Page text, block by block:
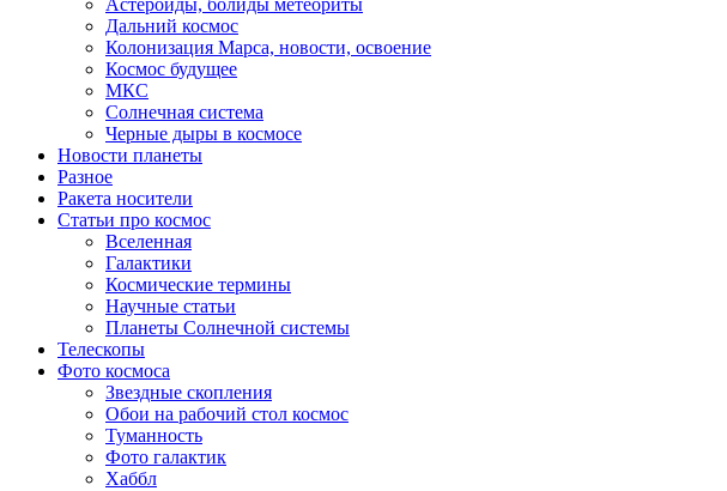
Астероиды, болиды метеориты
Дальний космос
Колонизация Марса, новости, освоение
Космос будущее
МКС
Солнечная система
Черные дыры в космосе
Новости планеты
Разное
Ракета носители
Статьи про космос
Вселенная
Галактики
Космические термины
Научные статьи
Планеты Солнечной системы
Телескопы
Фото космоса
Звездные скопления
Обои на рабочий стол космос
Туманность
Фото галактик
Хаббл